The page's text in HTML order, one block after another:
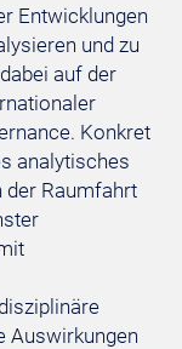
Entwicklungen
und zu
auf der
Konkret
analytisches
der Raumfahrt
Auswirkungen